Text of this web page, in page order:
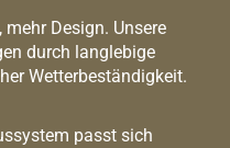
Design. Unsere
durch langlebige
Wetterbeständigkeit.
passt sich